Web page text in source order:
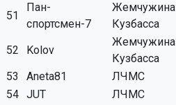
51
Пан-
спортсмен-7
Жемчужина
Кузбасса
52 Kolov
Жемчужина
Кузбасса
53
Aneta81 ЛЧМС
54 JUT ЛЧМС